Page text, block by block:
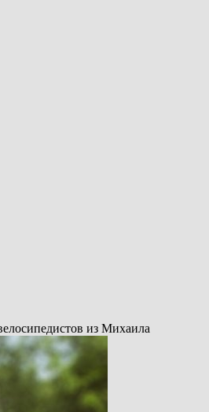
из Михаила